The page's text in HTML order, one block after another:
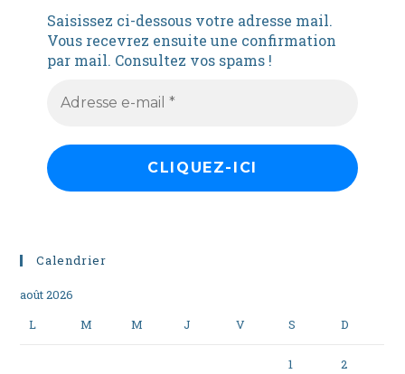
Saisissez ci-dessous votre adresse mail.
Vous recevrez ensuite une confirmation
par mail. Consultez vos spams !
Calendrier
août 2026
L
M M J V S D
1 2